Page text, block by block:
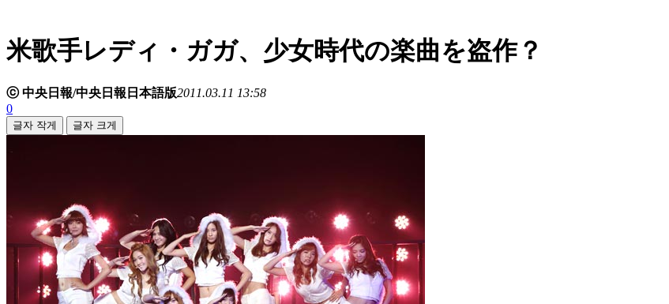
米歌手レディ・ガガ、少女時代の楽曲を盗作？
ⓒ 中央日報/中央日報日本語版2011.03.11 13:58
0
글자 작게 글자 크게